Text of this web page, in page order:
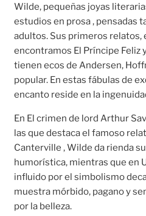
Wilde, pequeñas joyas
estudios en prosa , pensadas
adultos. Sus primeros relatos,
encontramos El Príncipe Feliz
tienen ecos de Andersen,
popular. En estas fábulas de
encanto reside en la
En El crimen de lord Arthur
las que destaca el famoso
Canterville , Wilde da rienda
humorística, mientras que en
influido por el simbolismo
muestra mórbido, pagano y
por la belleza.